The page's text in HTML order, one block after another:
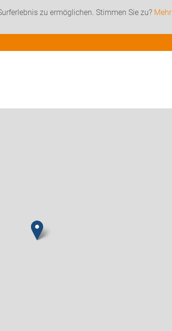
zu ermöglichen. Stimmen Sie zu? Mehr